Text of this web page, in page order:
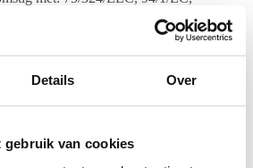
Details Over
gebruik van cookies